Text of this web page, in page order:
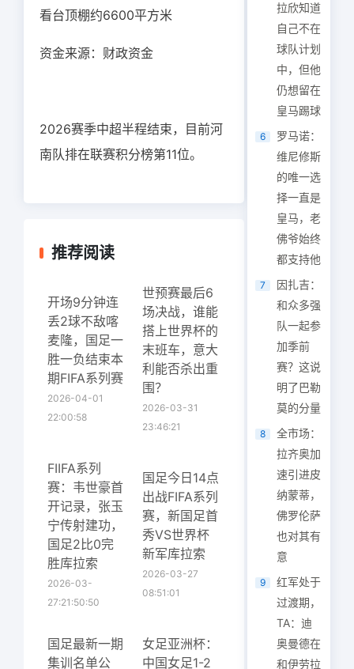
看台顶棚约6600平方米
资金来源：财政资金
2026赛季中超半程结束，目前河
南队排在联赛积分榜第11位。
推荐阅读
开场9分钟连
丢2球不敌喀
麦隆，国足一
胜一负结束本
期FIFA系列赛
2026-04-01
22:00:58
世预赛最后6
场决战，谁能
搭上世界杯的
末班车，意大
利能否杀出重
围？
2026-03-31
23:46:21
FIIFA系列
赛：韦世豪首
开记录，张玉
宁传射建功，
国足2比0完
胜库拉索
2026-03-
27:21:50:50
国足今日14点
出战FIFA系列
赛，新国足首
秀VS世界杯
新军库拉索
2026-03-27
08:51:01
国足最新一期
集训名单公
女足亚洲杯：
中国女足1-2
拉欣知道
自己不在
球队计划
中，但他
仍想留在
皇马踢球
6
罗马诺：
维尼修斯
的唯一选
择一直是
皇马，老
佛爷始终
都支持他
7
因扎吉：
和众多强
队一起参
加季前
赛？这说
明了巴勒
莫的分量
8
全市场：
拉齐奥加
速引进皮
纳蒙蒂，
佛罗伦萨
也对其有
意
9
红军处于
过渡期，
TA：迪
奥曼德在
和伊劳拉